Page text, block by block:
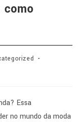
como
Essa
no mundo da moda